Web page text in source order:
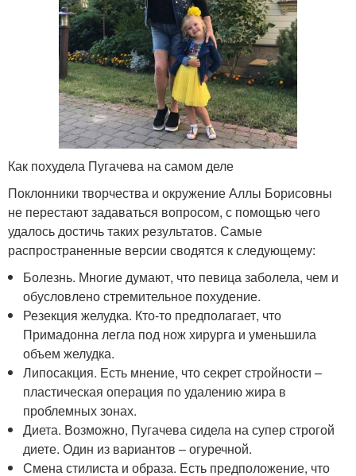
Как похудела Пугачева на самом деле
Поклонники творчества и окружение Аллы Борисовны
не перестают задаваться вопросом, с помощью чего
удалось достичь таких результатов. Самые
распространенные версии сводятся к следующему:
Болезнь. Многие думают, что певица заболела, чем и
обусловлено стремительное похудение.
Резекция желудка. Кто-то предполагает, что
Примадонна легла под нож хирурга и уменьшила
объем желудка.
Липосакция. Есть мнение, что секрет стройности –
пластическая операция по удалению жира в
проблемных зонах.
Диета. Возможно, Пугачева сидела на супер строгой
диете. Один из вариантов – огуречной.
Смена стилиста и образа. Есть предположение, что